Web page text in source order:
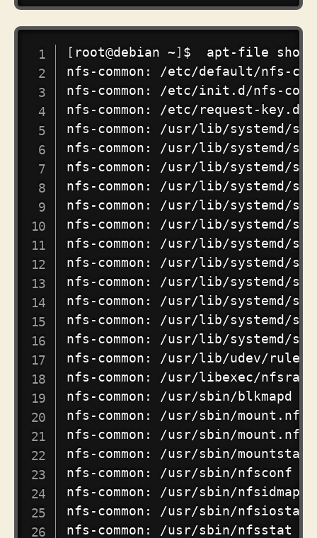
[ root@debian ~] $  apt-file show
nfs-common: /etc/default/nfs-
nfs-common: /etc/init.d/nfs-
nfs-common: /etc/request-key.d/
nfs-common: /usr/lib/systemd/
nfs-common: /usr/lib/systemd/
nfs-common: /usr/lib/systemd/
nfs-common: /usr/lib/systemd/
nfs-common: /usr/lib/systemd/
nfs-common: /usr/lib/systemd/
nfs-common: /usr/lib/systemd/
nfs-common: /usr/lib/systemd/
nfs-common: /usr/lib/systemd/
nfs-common: /usr/lib/systemd/
nfs-common: /usr/lib/systemd/
nfs-common: /usr/lib/systemd/
nfs-common: /usr/lib/udev/
nfs-common: /usr/libexec/
nfs-common: /usr/sbin/blkmapd
nfs-common: /usr/sbin/mount.nfs
nfs-common: /usr/sbin/mount.nfs4
nfs-common: /usr/sbin/mountstats
nfs-common: /usr/sbin/nfsconf
nfs-common: /usr/sbin/nfsidmap
nfs-common: /usr/sbin/nfsiostat
nfs-common: /usr/sbin/nfsstat